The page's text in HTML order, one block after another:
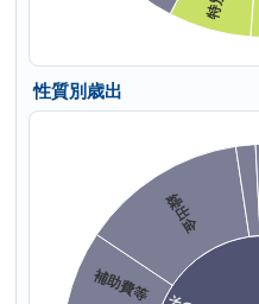
性質別歳出